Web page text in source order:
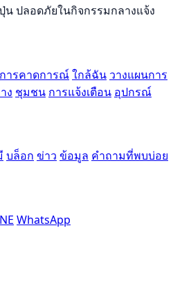
ปลอดภัยในกิจกรรมกลางแจ้ง
การคาดการณ์ใกล้ฉัน วางแผนการ
ง ชุมชน การแจ้งเตือน อุปกรณ์
บล็อก ข่าว ข้อมูล คำถามที่พบบ่อย
WhatsApp